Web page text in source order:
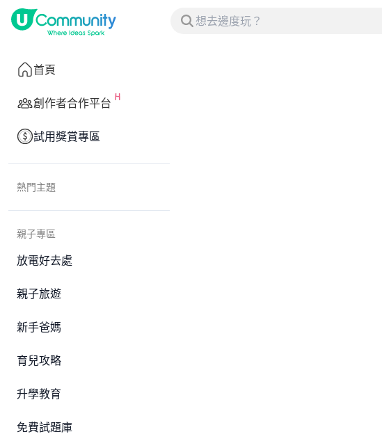
首頁
創作者合作平台
試用獎賞專區
熱門主題
親子專區
放電好去處
親子旅遊
新手爸媽
育兒攻略
升學教育
免費試題庫